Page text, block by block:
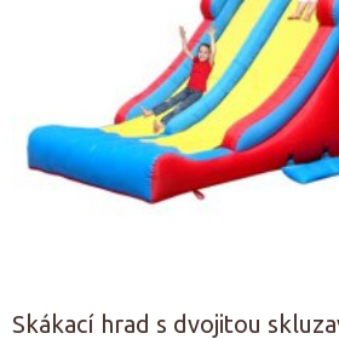
Skákací hrad s dvojitou